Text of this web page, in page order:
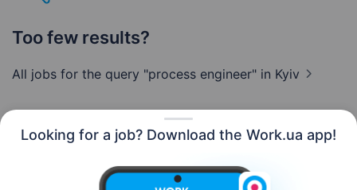
Looking for a job? Download the Work.ua app!
Too few results?
All jobs for the query "process engineer" in Kyiv